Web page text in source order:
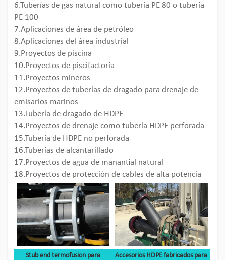
6.Tuberías de gas natural como tubería PE 80 o tubería
PE 100
7.Aplicaciones de área de petróleo
8.Aplicaciones del área industrial
9.Proyectos de piscina
10.Proyectos de piscifactoría
11.Proyectos mineros
12.Proyectos de tuberías de dragado para drenaje de
emisarios marinos
13.Tubería de dragado de HDPE
14.Proyectos de drenaje como tubería HDPE perforada
15.Tubería de HDPE no perforada
16.Tuberías de alcantarillado
17.Proyectos de agua de manantial natural
18.Proyectos de protección de cables de alta potencia
Stub end termofusion para
Accesorios HDPE fabricados para